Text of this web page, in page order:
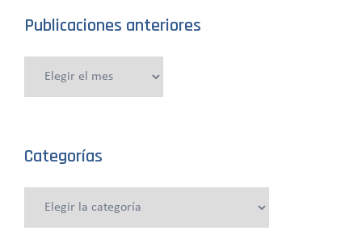
Publicaciones anteriores
Categorías